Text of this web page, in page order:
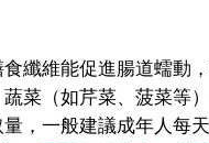
維能促進腸道蠕動，
菜（如芹菜、菠菜等
，一般建議成年人每